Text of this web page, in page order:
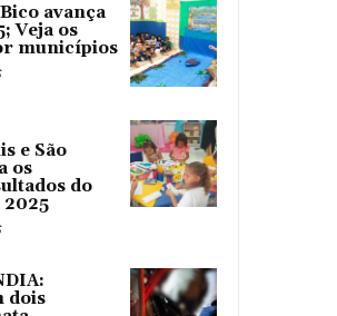
avança
Veja os
municípios
e São
os
do
2025
dois